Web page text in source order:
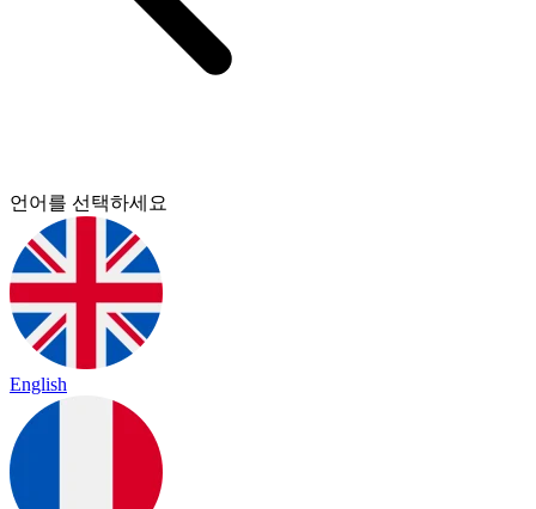
언어를 선택하세요
English